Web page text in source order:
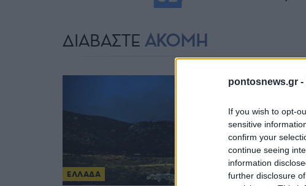
pontosnews.gr -
If you wish to opt-
sensitive
confirm your
continue seeing
information
further disclosure
ΔΙΑΒΑΣΤΕ ΑΚΟΜΗ
ΕΛΛΑΔΑ